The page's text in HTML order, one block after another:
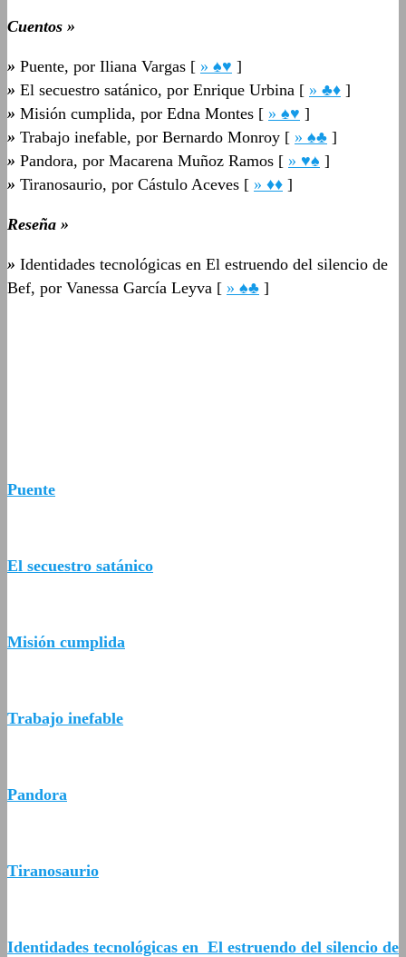
Cuentos »
» Puente, por Iliana Vargas [ » ♠♥ ]
» El secuestro satánico, por Enrique Urbina [ » ♣♦ ]
» Misión cumplida, por Edna Montes [ » ♠♥ ]
» Trabajo inefable, por Bernardo Monroy [ » ♠♣ ]
» Pandora, por Macarena Muñoz Ramos [ » ♥♠ ]
» Tiranosaurio, por Cástulo Aceves [ » ♦♦ ]
Reseña »
» Identidades tecnológicas en El estruendo del silencio de
Bef, por Vanessa García Leyva [ » ♠♣ ]
Puente
El secuestro satánico
Misión cumplida
Trabajo inefable
Pandora
Tiranosaurio
Identidades tecnológicas en El estruendo del silencio de